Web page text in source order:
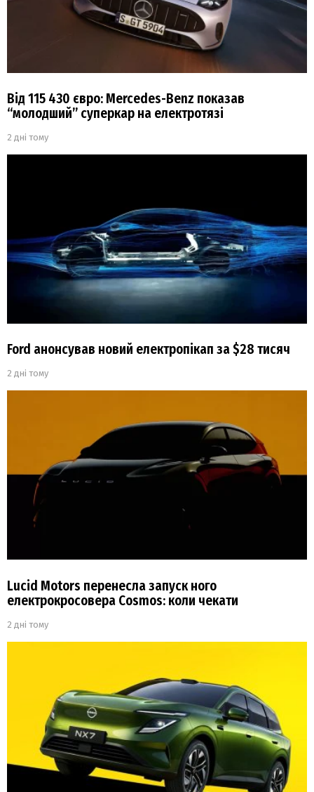
Від 115 430 євро: Mercedes-Benz показав
“молодший” суперкар на електротязі
2 дні тому
Ford анонсував новий електропікап за $28 тисяч
2 дні тому
Lucid Motors перенесла запуск ного
електрокросовера Cosmos: коли чекати
2 дні тому